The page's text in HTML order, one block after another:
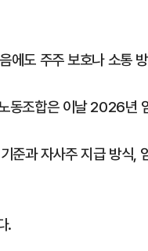
에도 주주 보호나 소통
동조합은 이날 2026년
준과 자사주 지급 방식,
.